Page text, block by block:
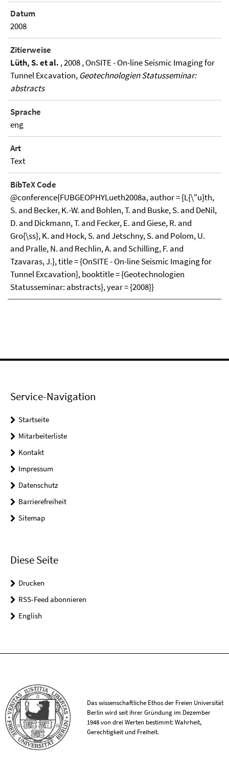
Datum
2008
Zitierweise
Lüth, S. et al. , 2008 , OnSITE - On-line Seismic Imaging for
Tunnel Excavation, Geotechnologien Statusseminar:
abstracts
Sprache
eng
Art
Text
BibTeX Code
@conference{FUBGEOPHYLueth2008a, author = {L{\"u}th,
S. and Becker, K.-W. and Bohlen, T. and Buske, S. and DeNil,
D. and Dickmann, T. and Fecker, E. and Giese, R. and
Gro{\ss}, K. and Hock, S. and Jetschny, S. and Polom, U.
and Pralle, N. and Rechlin, A. and Schilling, F. and
Tzavaras, J.}, title = {OnSITE - On-line Seismic Imaging for
Tunnel Excavation}, booktitle = {Geotechnologien
Statusseminar: abstracts}, year = {2008}}
Service-Navigation
Startseite
Mitarbeiterliste
Kontakt
Impressum
Datenschutz
Barrierefreiheit
Sitemap
Diese Seite
Drucken
RSS-Feed abonnieren
English
Das wissenschaftliche Ethos der Freien Universität
Berlin wird seit ihrer Gründung im Dezember
1948 von drei Werten bestimmt: Wahrheit,
Gerechtigkeit und Freiheit.